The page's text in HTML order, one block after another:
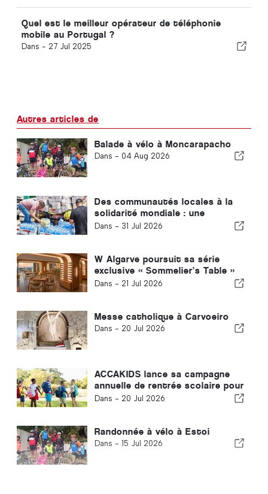
Quel est le meilleur opérateur de téléphonie
mobile au Portugal ?
Dans - 27 Jul 2025
Autres articles de
Balade à vélo à Moncarapacho
Dans - 04 Aug 2026
Des communautés locales à la
solidarité mondiale : une
réponse collective après les
Dans - 31 Jul 2026
W Algarve poursuit sa série
exclusive « Sommelier’s Table »
avec Buçaco
Dans - 21 Jul 2026
Messe catholique à Carvoeiro
Dans - 20 Jul 2026
ACCAKIDS lance sa campagne
annuelle de rentrée scolaire pour
offrir à chaque enfant un départ
Dans - 20 Jul 2026
Randonnée à vélo à Estoi
Dans - 15 Jul 2026